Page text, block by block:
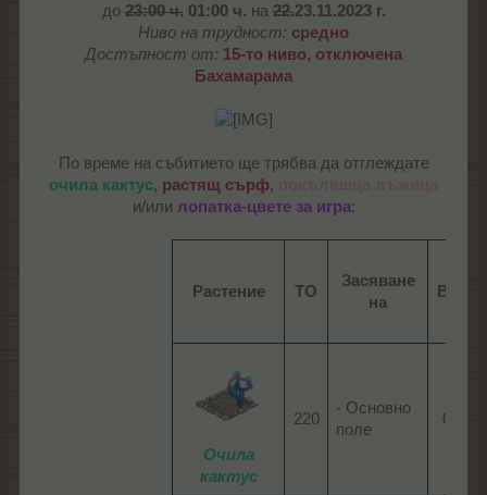
до 23:00 ч.01:00 ч. на 22.23.11.2023 г.
Ниво на трудност: средно
Достъпност от: 15-то ниво, отключена
Бахамарама
По време на събитието ще трябва да отглеждате
очила кактус, растящ сърф,
и/или лопатка-цвете за игра:​
Растение ТО
Засяване
на
Време
Очила
кактус
220​
- Основно
поле
05:30​